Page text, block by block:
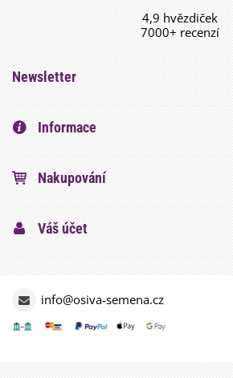
4,9 hvězdiček
7000+ recenzí
Newsletter
Informace
Nakupování
Váš účet
info@osiva-semena.cz